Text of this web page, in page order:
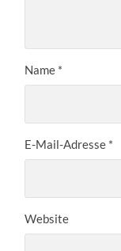
Name *
E-Mail-Adresse *
Website